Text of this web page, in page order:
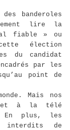
banderoles
lire la
fiable » ou
élection
du candidat
par les
point de
Mais nos
et à la télé
plus, les
interdits de